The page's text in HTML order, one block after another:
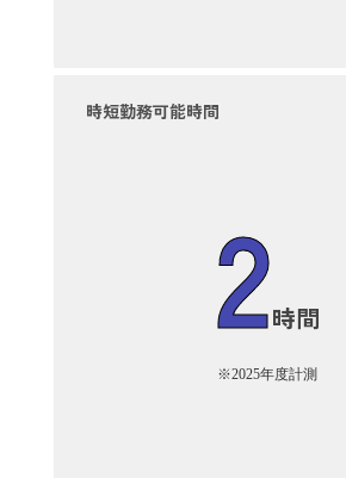
時短勤務可能時間
2時間
※2025年度計測